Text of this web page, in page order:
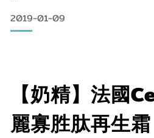
可幫助修復肌膚屏障，再加
品挑選上，我特別注重舒緩、修復
最近用了來自法國的品牌《Cebelia
是第一次接觸，Cebel
2019-01-09
【奶精】法國
麗寡胜肽再生